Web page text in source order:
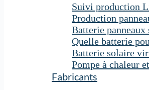
Suivi production
Production
Batterie panneaux
Quelle batterie
Batterie solaire
Pompe à chaleur
Fabricants